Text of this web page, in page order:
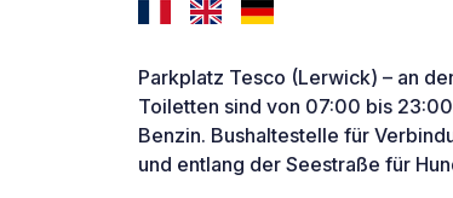
Parkplatz Tesco (Lerwick) – an
Toiletten sind von 07:00 bis
Benzin. Bushaltestelle für
und entlang der Seestraße für